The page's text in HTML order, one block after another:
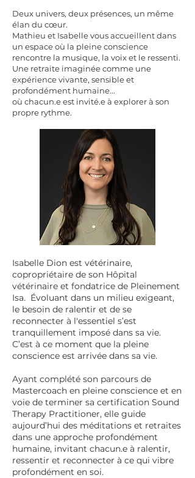
Deux univers, deux présences, un même
élan du cœur.
Mathieu et Isabelle vous accueillent dans
un espace où la pleine conscience
rencontre la musique, la voix et le ressenti.
Une retraite imaginée comme une
expérience vivante, sensible et
profondément humaine...
où chacun.e est invité.e à explorer à son
propre rythme.
Isabelle Dion est vétérinaire,
copropriétaire de son Hôpital
vétérinaire et fondatrice de Pleinement
Isa. Évoluant dans un milieu exigeant,
le besoin de ralentir et de se
reconnecter à l'essentiel s’est
tranquillement imposé dans sa vie.
C’est à ce moment que la pleine
conscience est arrivée dans sa vie.
Ayant complété son parcours de
Mastercoach en pleine conscience et en
voie de terminer sa certification Sound
Therapy Practitioner, elle guide
aujourd’hui des méditations et retraites
dans une approche profondément
humaine, invitant chacun.e à ralentir,
ressentir et reconnecter à ce qui vibre
profondément en soi.